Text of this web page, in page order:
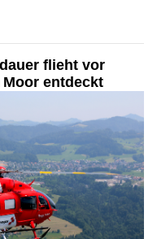
flieht vor
entdeckt